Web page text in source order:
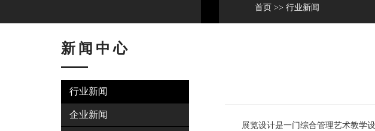
首页 >> 行业新闻
新闻中心
行业新闻
企业新闻
展览设计是一门综合管理艺术教学设